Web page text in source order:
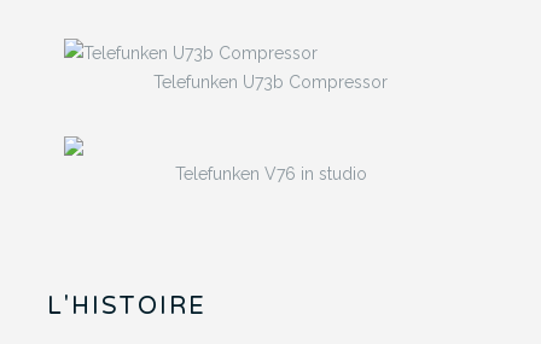
Telefunken U73b Compressor
Telefunken V76 in studio
L'HISTOIRE